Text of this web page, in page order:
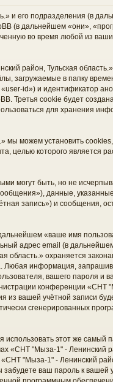
и его подразделения (в
(в дальнейшем «они»,
во время любой из
район, Тульская
загружаемые в папку
id») и идентификатор
Третья cookie будет
для хранения
мы можем установить
целью которого является
могут быть, но не
данные,
запись») и сообщения,
«ваше имя
адрес email (в
область.» охраняется
Любая информация,
вашего пароля и
конференции «СНТ
из вашей учётной записи
сгенерированных
этот же самый
«СНТ "Мыза-1" - Ленинский
"Мыза-1" - Ленинский
ваш пароль к вашей